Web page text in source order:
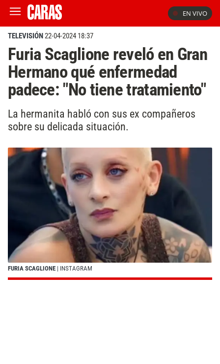
EN VIVO
TELEVISIÓN22-04-2024 18:37
Furia Scaglione reveló en Gran
Hermano qué enfermedad
padece: "No tiene tratamiento"
La hermanita habló con sus ex compañeros
sobre su delicada situación.
FURIA SCAGLIONE | INSTAGRAM